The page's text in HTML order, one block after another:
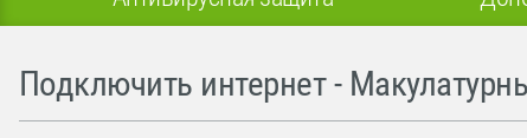
Подключить интернет -